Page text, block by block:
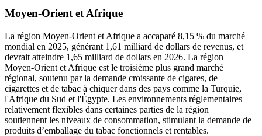
Moyen-Orient et Afrique
La région Moyen-Orient et Afrique a accaparé 8,15 % du marché
mondial en 2025, générant 1,61 milliard de dollars de revenus, et
devrait atteindre 1,65 milliard de dollars en 2026. La région
Moyen-Orient et Afrique est le troisième plus grand marché
régional, soutenu par la demande croissante de cigares, de
cigarettes et de tabac à chiquer dans des pays comme la Turquie,
l'Afrique du Sud et l'Égypte. Les environnements réglementaires
relativement flexibles dans certaines parties de la région
soutiennent les niveaux de consommation, stimulant la demande de
produits d’emballage du tabac fonctionnels et rentables.